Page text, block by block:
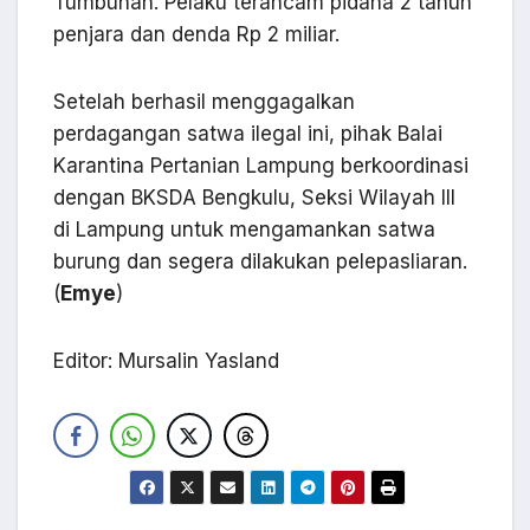
penjara dan denda Rp 2 miliar.
Setelah berhasil menggagalkan
perdagangan satwa ilegal ini, pihak Balai
Karantina Pertanian Lampung berkoordinasi
dengan BKSDA Bengkulu, Seksi Wilayah III
di Lampung untuk mengamankan satwa
burung dan segera dilakukan pelepasliaran.
(Emye)
Editor: Mursalin Yasland